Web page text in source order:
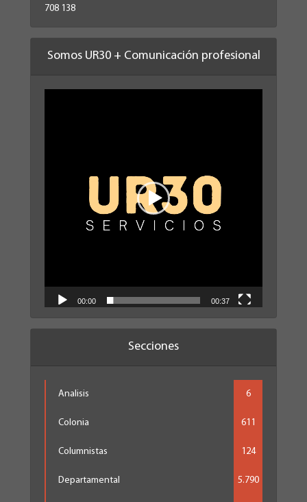
708 138
Somos UR30 + Comunicación profesional
00:00 00:37
Secciones
Analisis 6
Colonia 611
Columnistas 124
Departamental 5.790